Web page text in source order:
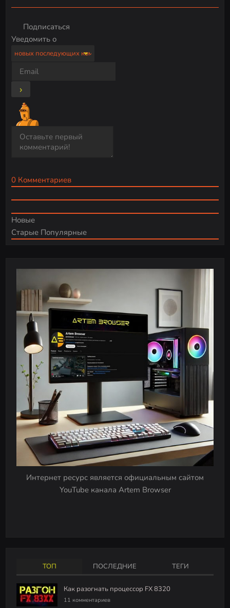
Подписаться
Уведомить о
0 Комментариев
Новые
Старые Популярные
Интернет ресурс является официальным сайтом
YouTube канала Artem Browser
ТОП ПОСЛЕДНИЕ ТЕГИ
Как разогнать процессор FX 8320
11 комментариев